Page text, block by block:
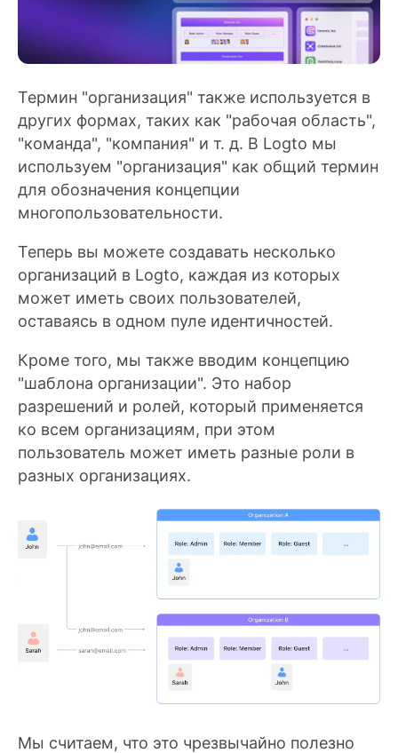
Термин "организация" также используется в
других формах, таких как "рабочая область",
"команда", "компания" и т. д. В Logto мы
используем "организация" как общий термин
для обозначения концепции
многопользовательности.
Теперь вы можете создавать несколько
организаций в Logto, каждая из которых
может иметь своих пользователей,
оставаясь в одном пуле идентичностей.
Кроме того, мы также вводим концепцию
"шаблона организации". Это набор
разрешений и ролей, который применяется
ко всем организациям, при этом
пользователь может иметь разные роли в
разных организациях.
Мы считаем, что это чрезвычайно полезно